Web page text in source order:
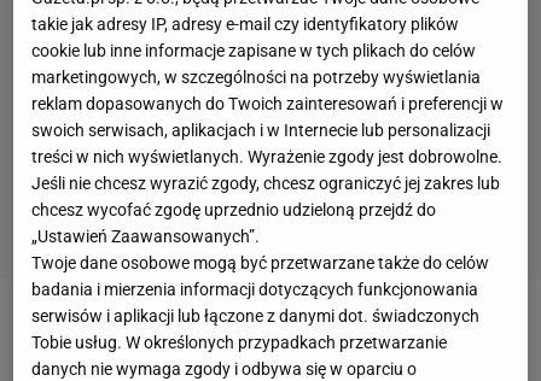
GALA UFC
takie jak adresy IP, adresy e-mail czy identyfikatory plików
cookie lub inne informacje zapisane w tych plikach do celów
marketingowych, w szczególności na potrzeby wyświetlania
reklam dopasowanych do Twoich zainteresowań i preferencji w
swoich serwisach, aplikacjach i w Internecie lub personalizacji
treści w nich wyświetlanych. Wyrażenie zgody jest dobrowolne.
Jeśli nie chcesz wyrazić zgody, chcesz ograniczyć jej zakres lub
chcesz wycofać zgodę uprzednio udzieloną przejdź do
„Ustawień Zaawansowanych”.
Twoje dane osobowe mogą być przetwarzane także do celów
badania i mierzenia informacji dotyczących funkcjonowania
serwisów i aplikacji lub łączone z danymi dot. świadczonych
Tobie usług. W określonych przypadkach przetwarzanie
danych nie wymaga zgody i odbywa się w oparciu o